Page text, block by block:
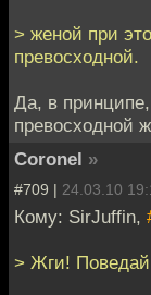
> женой при
превосходной.
Да, в
превосходной
Coronel »
#709 | 24.03.10
Кому: SirJuffin,
> Жги!